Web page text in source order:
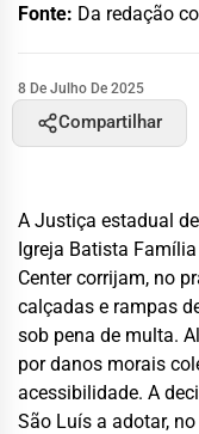
Fonte: Da redação
8 De Julho De 2025
Compartilhar
A Justiça estadual
Igreja Batista
Center corrijam, no
calçadas e rampas
sob pena de multa.
por danos morais
acessibilidade. A
São Luís a adotar,